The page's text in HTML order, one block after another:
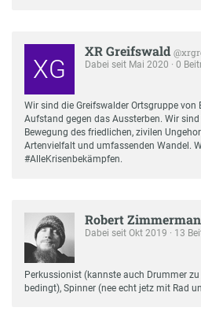
XG
XR Greifswald
Dabei seit Mai 2020 · 0
Wir sind die Greifswalder Ortsgruppe von
Aufstand gegen das Aussterben. Wir
Bewegung des friedlichen, zivilen
Artenvielfalt und umfassenden Wandel.
#AlleKrisenbekämpfen.
Robert
Dabei seit Okt 2019 · 13
Perkussionist (kannste auch Drummer
bedingt), Spinner (nee echt jetz mit Rad